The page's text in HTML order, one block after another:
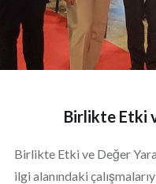
Birlikte Etki
Birlikte Etki ve Değer
ilgi alanındaki